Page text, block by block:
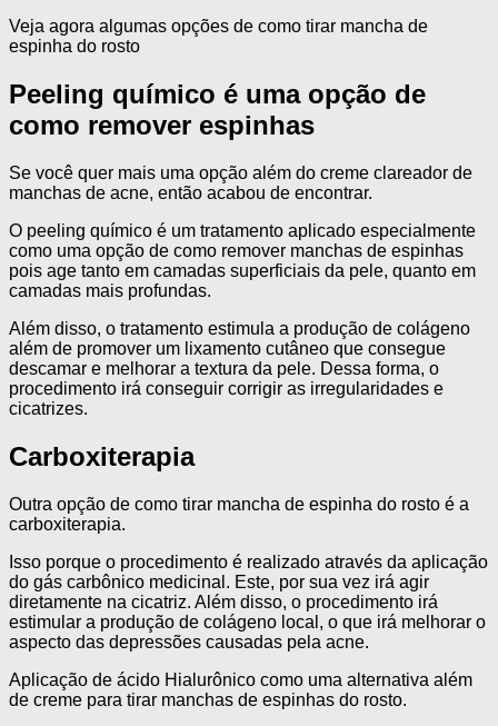
Veja agora algumas opções de como tirar mancha de
espinha do rosto
Peeling químico é uma opção de
como remover espinhas
Se você quer mais uma opção além do creme clareador de
manchas de acne, então acabou de encontrar.
O peeling químico é um tratamento aplicado especialmente
como uma opção de como remover manchas de espinhas
pois age tanto em camadas superficiais da pele, quanto em
camadas mais profundas.
Além disso, o tratamento estimula a produção de colágeno
além de promover um lixamento cutâneo que consegue
descamar e melhorar a textura da pele. Dessa forma, o
procedimento irá conseguir corrigir as irregularidades e
cicatrizes.
Carboxiterapia
Outra opção de como tirar mancha de espinha do rosto é a
carboxiterapia.
Isso porque o procedimento é realizado através da aplicação
do gás carbônico medicinal. Este, por sua vez irá agir
diretamente na cicatriz. Além disso, o procedimento irá
estimular a produção de colágeno local, o que irá melhorar o
aspecto das depressões causadas pela acne.
Aplicação de ácido Hialurônico como uma alternativa além
de creme para tirar manchas de espinhas do rosto.